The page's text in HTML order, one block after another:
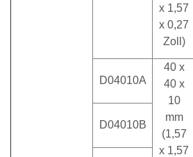
x 1,57
x 0,27
Zoll)
D04010A
40 x
40 x
10
mm
(1,57
x 1,57
D04010B